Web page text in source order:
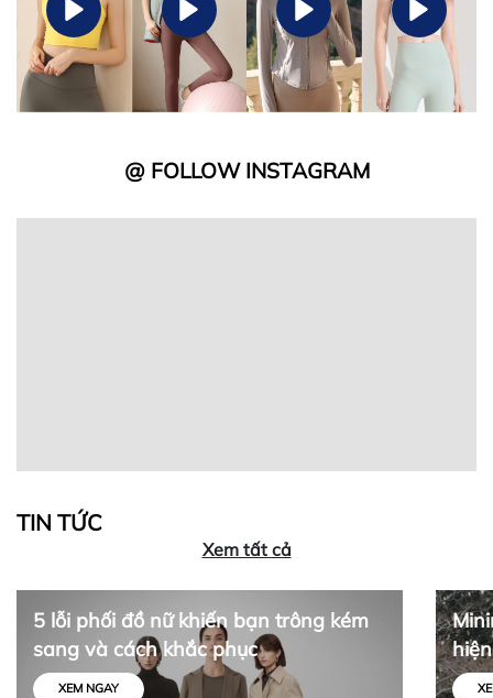
@ FOLLOW INSTAGRAM
TIN TỨC
Xem tất cả
5 lỗi phối đồ nữ khiến bạn trông kém
sang và cách khắc phục
XEM NGAY
tối